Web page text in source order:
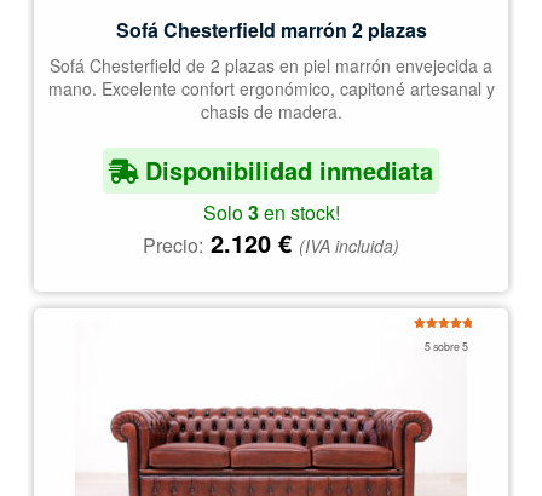
Sofá Chesterfield marrón 2 plazas
Sofá Chesterfield de 2 plazas en piel marrón envejecida a
mano. Excelente confort ergonómico, capitoné artesanal y
chasis de madera.
Disponibilidad inmediata
Solo3en stock!
Precio: 2.120 € (IVA incluida)
5 sobre 5